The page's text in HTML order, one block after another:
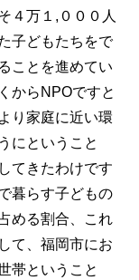
４万１,０００人
子どもたちをで
ことを進めてい
からNPOですと
り家庭に近い環
にということ
てきたわけです
暮らす子どもの
める割合、これ
て、福岡市にお
帯ということ